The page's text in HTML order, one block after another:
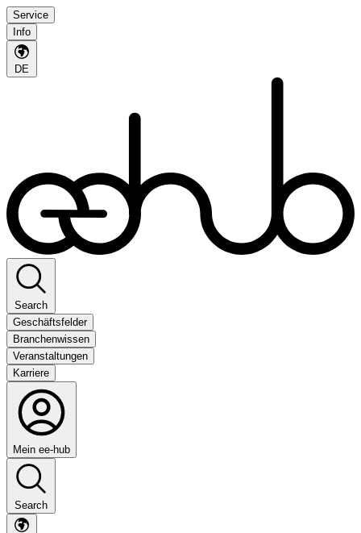
Service
Info
DE
Search
Geschäftsfelder
Branchenwissen
Veranstaltungen
Karriere
Mein ee-hub
Search